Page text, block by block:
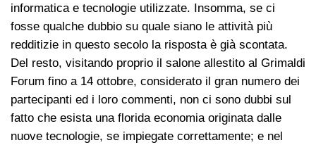
informatica e tecnologie utilizzate. Insomma, se ci
fosse qualche dubbio su quale siano le attività più
redditizie in questo secolo la risposta è già scontata.
Del resto, visitando proprio il salone allestito al Grimaldi
Forum fino a 14 ottobre, considerato il gran numero dei
partecipanti ed i loro commenti, non ci sono dubbi sul
fatto che esista una florida economia originata dalle
nuove tecnologie, se impiegate correttamente; e nel